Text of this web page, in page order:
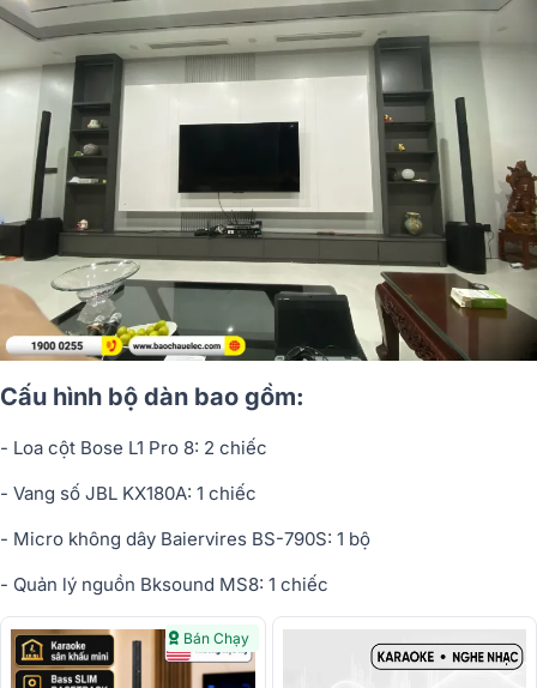
Cấu hình bộ dàn bao gồm:
- Loa cột Bose L1 Pro 8: 2 chiếc
- Vang số JBL KX180A: 1 chiếc
- Micro không dây Baiervires BS-790S: 1 bộ
- Quản lý nguồn Bksound MS8: 1 chiếc
Bán Chạy